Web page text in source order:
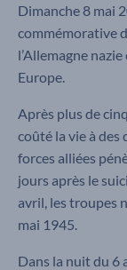
Dimanche 8 mai
commémorative
l’Allemagne
Europe.
Après plus de
coûté la vie à des
forces alliées
jours après le
avril, les troupes
mai 1945.
Dans la nuit du 6